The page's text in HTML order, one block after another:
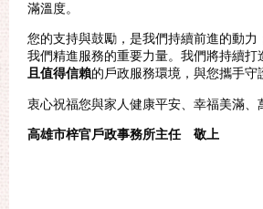
滿溫度。
您的支持與鼓勵，是我們持續前進的動力
我們精進服務的重要力量。我們將持續打
且值得信賴的戶政服務環境，與您攜手守
衷心祝福您與家人健康平安、幸福美滿、
高雄市梓官戶政事務所主任 敬上